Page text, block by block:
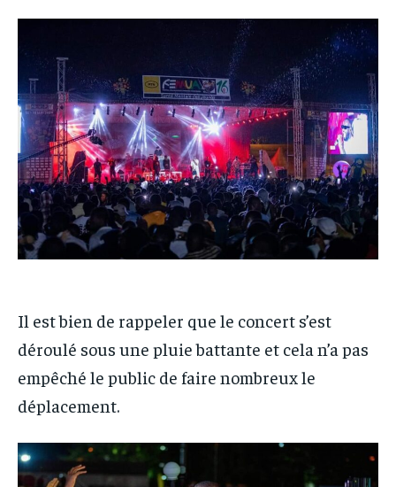
Il est bien de rappeler que le concert s’est
déroulé sous une pluie battante et cela n’a pas
empêché le public de faire nombreux le
déplacement.